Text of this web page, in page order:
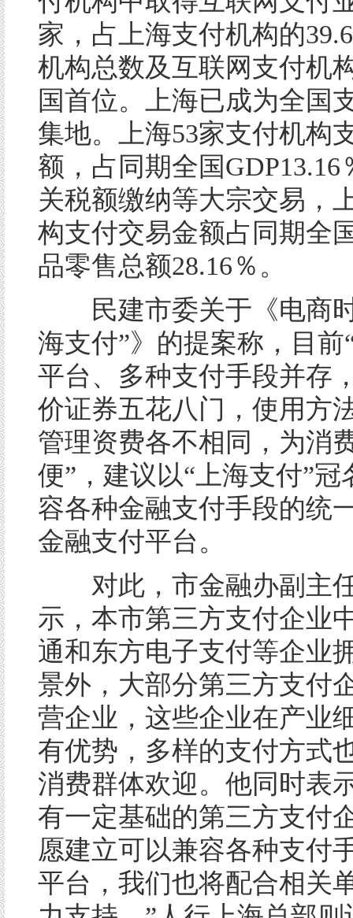
家，占上海支付机构的
机构总数及互联网支付机
国首位。上海已成为全国
集地。上海53家支付机构
额，占同期全国GDP13.16
关税额缴纳等大宗交易，
构支付交易金额占同期全
品零售总额28.16％。
民建市委关于《电商时
海支付”》的提案称，目前
平台、多种支付手段并存
价证券五花八门，使用方
管理资费各不相同，为消
便”，建议以“上海支付”冠
容各种金融支付手段的统
金融支付平台。
对此，市金融办副主
示，本市第三方支付企业
通和东方电子支付等企业
景外，大部分第三方支付
营企业，这些企业在产业
有优势，多样的支付方式
消费群体欢迎。他同时表
有一定基础的第三方支付
愿建立可以兼容各种支付
平台，我们也将配合相关